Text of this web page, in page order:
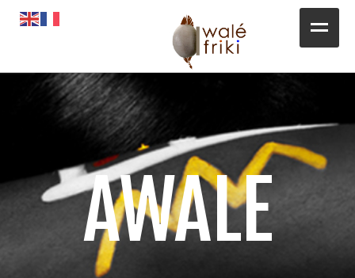
Toute l’actualité
L’AGENDA
Magazines
Awalé Booking
AWALE